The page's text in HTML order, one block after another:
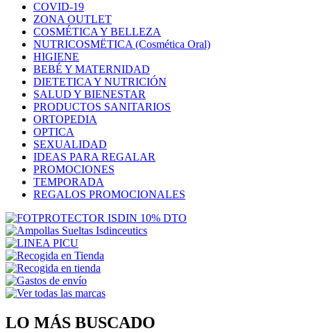
COVID-19
ZONA OUTLET
COSMÉTICA Y BELLEZA
NUTRICOSMËTICA (Cosmética Oral)
HIGIENE
BEBÉ Y MATERNIDAD
DIETETICA Y NUTRICIÓN
SALUD Y BIENESTAR
PRODUCTOS SANITARIOS
ORTOPEDIA
OPTICA
SEXUALIDAD
IDEAS PARA REGALAR
PROMOCIONES
TEMPORADA
REGALOS PROMOCIONALES
LO MÁS BUSCADO